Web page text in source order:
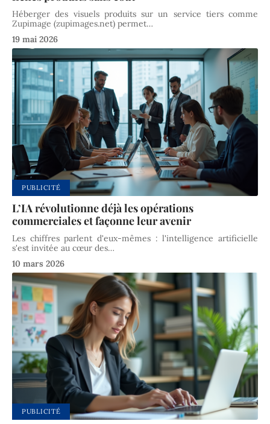
Héberger des visuels produits sur un service tiers comme
Zupimage (zupimages.net) permet…
19 mai 2026
PUBLICITÉ
L’IA révolutionne déjà les opérations
commerciales et façonne leur avenir
Les chiffres parlent d'eux-mêmes : l'intelligence artificielle
s'est invitée au cœur des…
10 mars 2026
PUBLICITÉ